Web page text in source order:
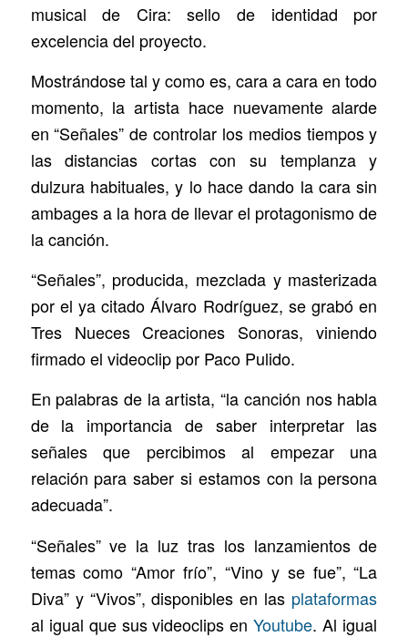
musical de Cira: sello de identidad por
excelencia del proyecto.
Mostrándose tal y como es, cara a cara en todo
momento, la artista hace nuevamente alarde
en “Señales” de controlar los medios tiempos y
las distancias cortas con su templanza y
dulzura habituales, y lo hace dando la cara sin
ambages a la hora de llevar el protagonismo de
la canción.
“Señales”, producida, mezclada y masterizada
por el ya citado Álvaro Rodríguez, se grabó en
Tres Nueces Creaciones Sonoras, viniendo
firmado el videoclip por Paco Pulido.
En palabras de la artista, “la canción nos habla
de la importancia de saber interpretar las
señales que percibimos al empezar una
relación para saber si estamos con la persona
adecuada”.
“Señales” ve la luz tras los lanzamientos de
temas como “Amor frío”, “Vino y se fue”, “La
Diva” y “Vivos”, disponibles en las plataformas
al igual que sus videoclips enYoutube. Al igual